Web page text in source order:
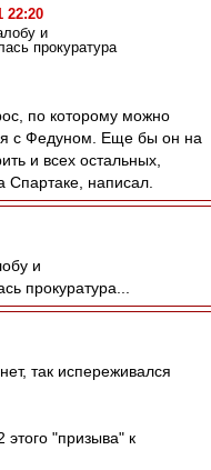
22:20
и
прокуратура
по которому можно
с Федуном. Еще бы он на
и всех остальных,
Спартаке, написал.
и
прокуратура...
так испереживался
"призыва" к